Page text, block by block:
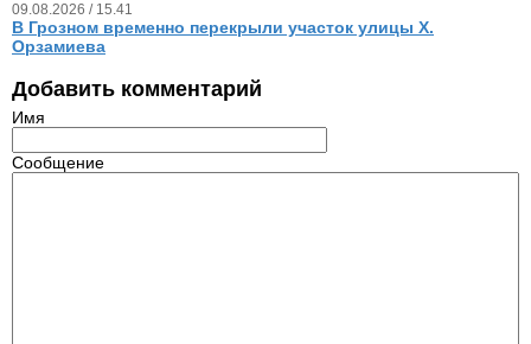
09.08.2026 / 15.41
В Грозном временно перекрыли участок улицы Х.
Орзамиева
Добавить комментарий
Имя
Сообщение